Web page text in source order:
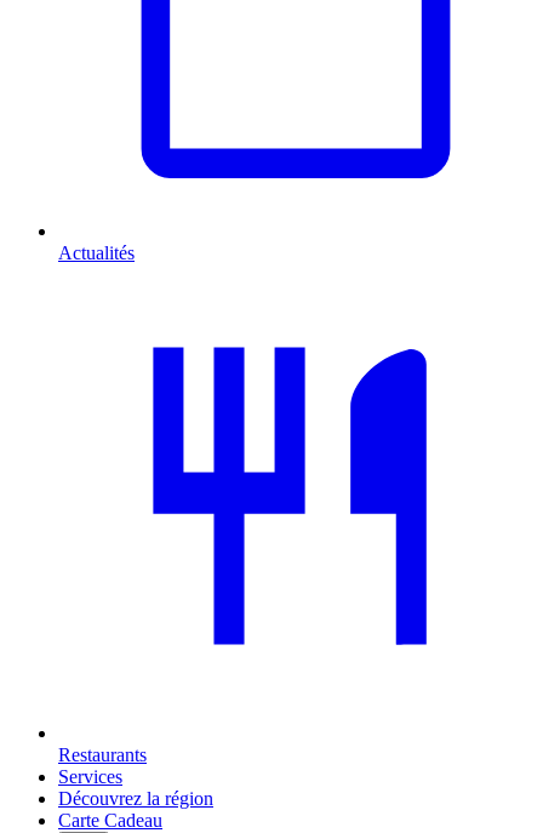
Actualités
Restaurants
Services
Découvrez la région
Carte Cadeau